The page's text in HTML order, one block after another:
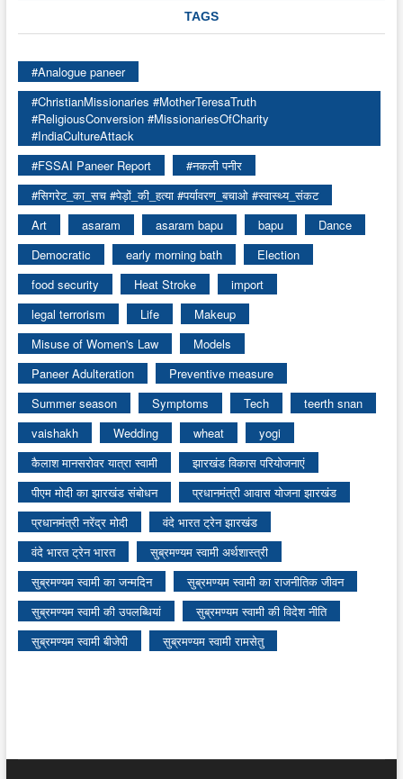
TAGS
#Analogue paneer
#ChristianMissionaries #MotherTeresaTruth
#ReligiousConversion #MissionariesOfCharity
#IndiaCultureAttack
#FSSAI Paneer Report
#नकली पनीर
#सिगरेट_का_सच #पेड़ों_की_हत्या #पर्यावरण_बचाओ #स्वास्थ्य_संकट
Art
asaram asaram bapu bapu
Dance
Democratic
early morning bath
Election
food security
Heat Stroke
import
legal terrorism
Life
Makeup
Misuse of Women's Law
Models
Paneer Adulteration
Preventive measure
Summer season
Symptoms Tech
teerth snan
vaishakh
Wedding wheat
yogi
कैलाश मानसरोवर यात्रा स्वामी
झारखंड विकास परियोजनाएं
पीएम मोदी का झारखंड संबोधन
प्रधानमंत्री आवास योजना झारखंड
प्रधानमंत्री नरेंद्र मोदी
वंदे भारत ट्रेन झारखंड
वंदे भारत ट्रेन भारत
सुब्रमण्यम स्वामी अर्थशास्त्री
सुब्रमण्यम स्वामी का जन्मदिन
सुब्रमण्यम स्वामी का राजनीतिक जीवन
सुब्रमण्यम स्वामी की उपलब्धियां
सुब्रमण्यम स्वामी की विदेश नीति
सुब्रमण्यम स्वामी बीजेपी
सुब्रमण्यम स्वामी रामसेतु